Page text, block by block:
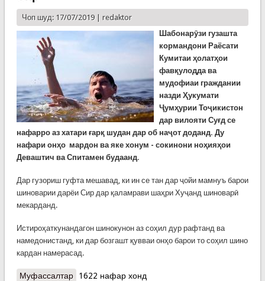
Чоп шуд: 17/07/2019 | redaktor
Шабонарӯзи гузашта
кормандони Раёсати
Кумитаи ҳолатҳои
фавқулодда ва
мудофиаи граждании
назди Ҳукумати
Ҷумҳурии Тоҷикистон
дар вилояти Суғд се
нафарро аз хатари ғарқ шудан дар об наҷот доданд. Ду
нафари онҳо мардон ва яке хонум - сокинони ноҳияҳои
Деваштич ва Спитамен будаанд.
Дар гузориш гуфта мешавад, ки ин се тан дар ҷойи мамнуъ барои
шиноварии дарёи Сир дар қаламрави шаҳри Хуҷанд шиноварӣ
мекарданд.
Истироҳаткунандагон шинокунон аз соҳил дур рафтанд ва
намедонистанд, ки дар бозгашт қувваи онҳо барои то соҳил шино
кардан намерасад.
Муфассалтаро Наҷоти се тани дигар дар оби дарёи Сир
1622 нафар хонд